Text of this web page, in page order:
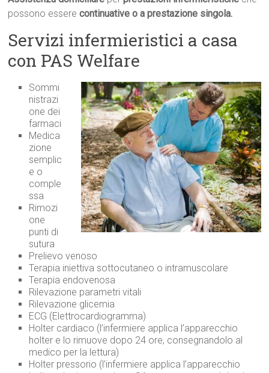
possono esserecontinuative o a prestazione singola.
Servizi infermieristici a casa
con PAS Welfare
Sommi
nistrazi
one dei
farmaci
Medica
zione
semplic
e o
comple
ssa
Rimozi
one
punti di
sutura
Prelievo venoso
Terapia iniettiva sottocutaneo o intramuscolare
Terapia endovenosa
Rilevazione parametri vitali
Rilevazione glicemia
ECG (Elettrocardiogramma)
Holter cardiaco (l’infermiere applica l’apparecchio
holter e lo rimuove dopo 24 ore, consegnandolo al
medico per la lettura)
Holter pressorio (l’infermiere applica l’apparecchio